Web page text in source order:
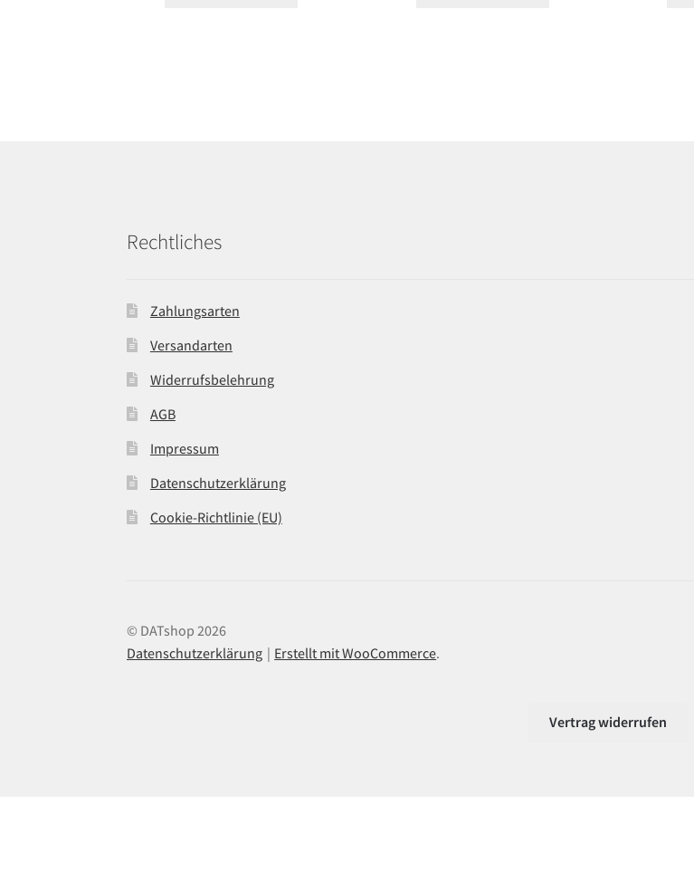
Rechtliches
Zahlungsarten
Versandarten
Widerrufsbelehrung
AGB
Impressum
Datenschutzerklärung
Cookie-Richtlinie (EU)
© DATshop 2026
Datenschutzerklärung
Erstellt mit WooCommerce.
Vertrag widerrufen